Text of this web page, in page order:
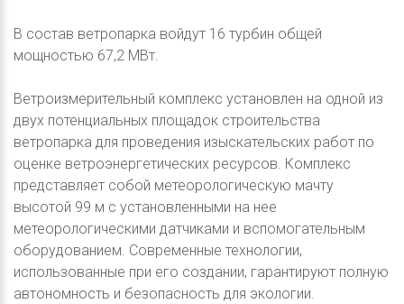
В состав ветропарка войдут 16 турбин общей
мощностью 67,2 МВт.
Ветроизмерительный комплекс установлен на одной из
двух потенциальных площадок строительства
ветропарка для проведения изыскательских работ по
оценке ветроэнергетических ресурсов. Комплекс
представляет собой метеорологическую мачту
высотой 99 м с установленными на нее
метеорологическими датчиками и вспомогательным
оборудованием. Современные технологии,
использованные при его создании, гарантируют полную
автономность и безопасность для экологии.